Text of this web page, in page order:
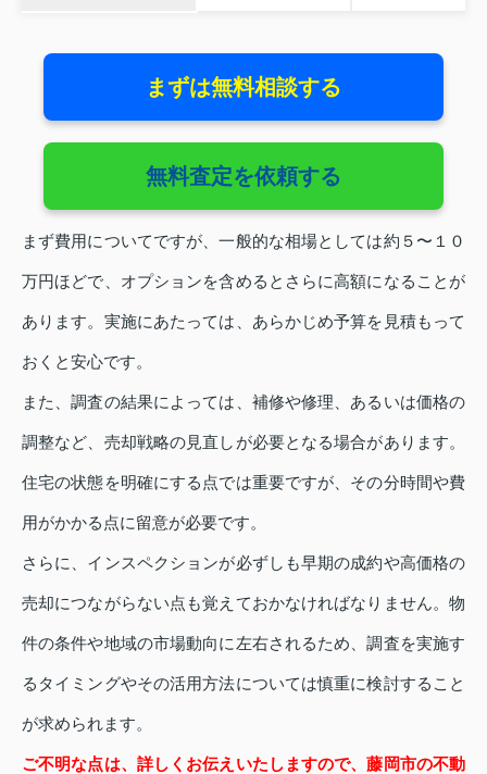
まずは無料相談する
無料査定を依頼する
まず費用についてですが、一般的な相場としては約５〜１０
万円ほどで、オプションを含めるとさらに高額になることが
あります。実施にあたっては、あらかじめ予算を見積もって
おくと安心です。
また、調査の結果によっては、補修や修理、あるいは価格の
調整など、売却戦略の見直しが必要となる場合があります。
住宅の状態を明確にする点では重要ですが、その分時間や費
用がかかる点に留意が必要です。
さらに、インスペクションが必ずしも早期の成約や高価格の
売却につながらない点も覚えておかなければなりません。物
件の条件や地域の市場動向に左右されるため、調査を実施す
るタイミングやその活用方法については慎重に検討すること
が求められます。
ご不明な点は、詳しくお伝えいたしますので、藤岡市の不動